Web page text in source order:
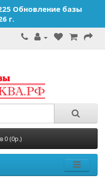
Обновление базы
г.
0 (0р.)